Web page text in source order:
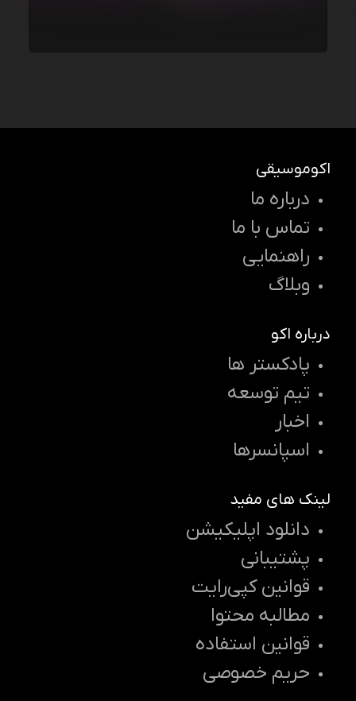
اکوموسیقی
درباره ما
تماس با ما
راهنمایی
وبلاگ
درباره اکو
پادکستر ها
تیم توسعه
اخبار
اسپانسرها
لینک های مفید
دانلود اپلیکیشن
پشتیبانی
قوانین کپی‌رایت
مطالبه محتوا
قوانین استفاده
حریم خصوصی